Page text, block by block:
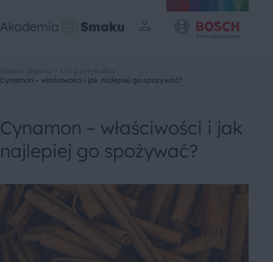
Cynamon – właściwości i jak najlepiej go spożywać?
Cynamon – właściwości i jak
najlepiej go spożywać?